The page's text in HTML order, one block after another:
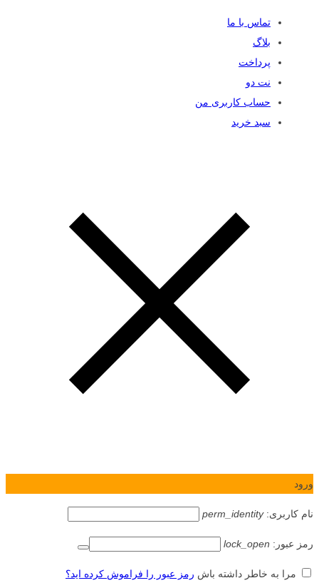
تماس با ما
بلاگ
پرداخت
نت دو
حساب کاربری من
سبد خرید
ورود
نام کاربری:perm_identity
رمز عبور: lock_open
مرا به خاطر داشته باش رمز عبور را فراموش کرده اید؟